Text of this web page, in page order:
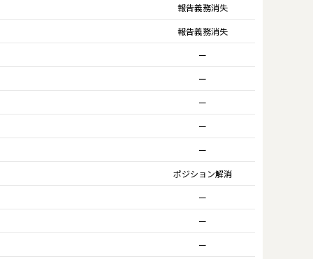
報告義務消失
報告義務消失
ー
ー
ー
ー
ー
ポジション解消
ー
ー
ー